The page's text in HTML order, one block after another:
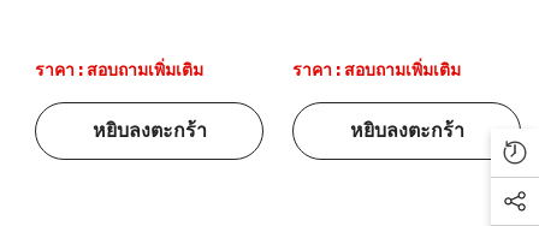
ราคา : สอบถามเพิ่มเติม
หยิบลงตะกร้า
ราคา : สอบถามเพิ่มเติม
หยิบลงตะกร้า